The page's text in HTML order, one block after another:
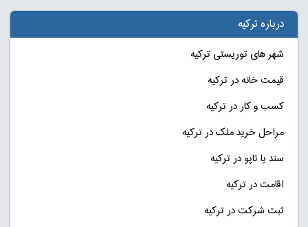
درباره ترکیه
شهر های توریستی ترکیه
قیمت خانه در ترکیه
کسب و کار در ترکیه
مراحل خرید ملک در ترکیه
سند یا تاپو در ترکیه
اقامت در ترکیه
ثبت شرکت در ترکیه